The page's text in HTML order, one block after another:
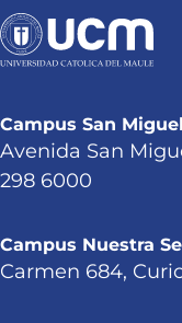
Campus San Miguel
Avenida San
298 6000
Campus Nuestra
Carmen 684,